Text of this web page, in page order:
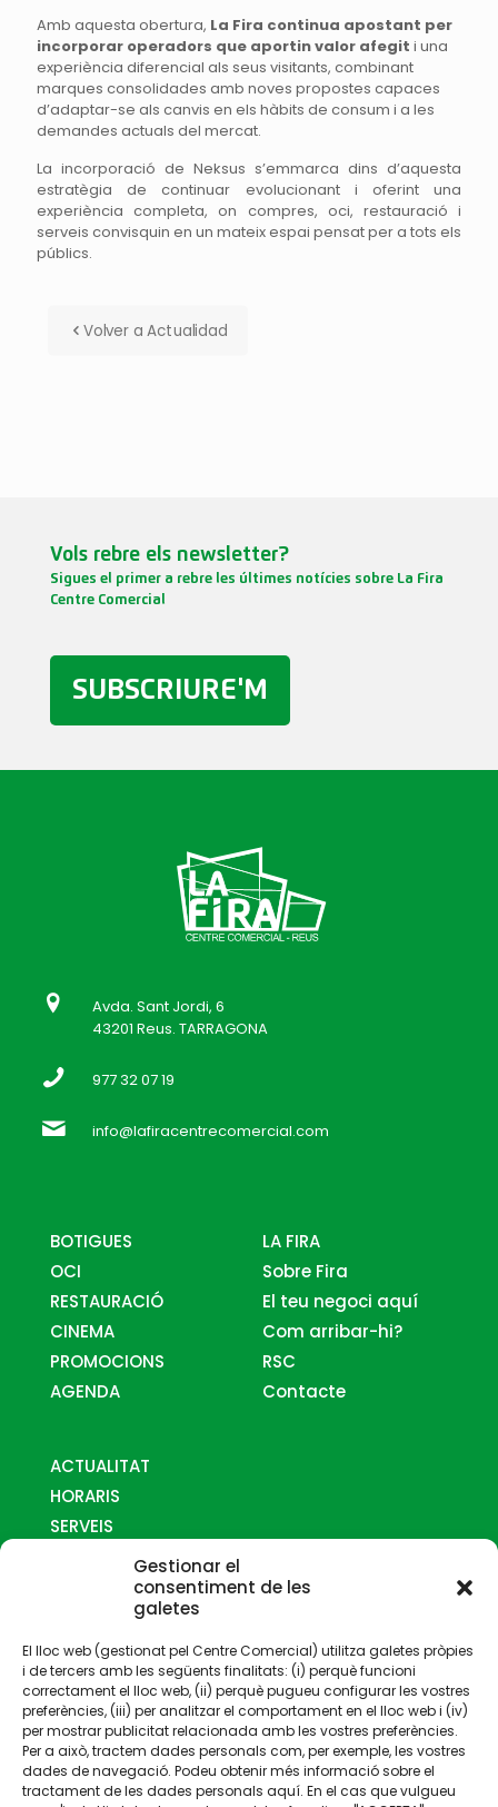
Gestionar el
consentiment de les
galetes
El lloc web (gestionat pel Centre Comercial) utilitza galetes pròpies
i de tercers amb les següents finalitats: (i) perquè funcioni
correctament el lloc web, (ii) perquè pugueu configurar les vostres
preferències, (iii) per analitzar el comportament en el lloc web i (iv)
per mostrar publicitat relacionada amb les vostres preferències.
Per a això, tractem dades personals com, per exemple, les vostres
dades de navegació. Podeu obtenir més informació sobre el
tractament de les dades personals aquí. En el cas que vulgueu
Amb aquesta obertura, La Fira continua apostant per
incorporar operadors que aportin valor afegit i una
experiència diferencial als seus visitants, combinant
marques consolidades amb noves propostes capaces
d’adaptar-se als canvis en els hàbits de consum i a les
demandes actuals del mercat.
La incorporació de Neksus s’emmarca dins d’aquesta
estratègia de continuar evolucionant i oferint una
experiència completa, on compres, oci, restauració i
serveis convisquin en un mateix espai pensat per a tots els
públics.
Volver a Actualidad
Vols rebre els newsletter?
Sigues el primer a rebre les últimes notícies sobre La Fira
Centre Comercial
SUBSCRIURE'M
Avda. Sant Jordi, 6
43201 Reus. TARRAGONA
977 32 07 19
info@lafiracentrecomercial.com
BOTIGUES
OCI
RESTAURACIÓ
CINEMA
PROMOCIONS
AGENDA
LA FIRA
Sobre Fira
El teu negoci aquí
Com arribar-hi?
RSC
Contacte
ACTUALITAT
HORARIS
SERVEIS
COM ARRIBAR-HI
CONTACTE
Gestionat per: